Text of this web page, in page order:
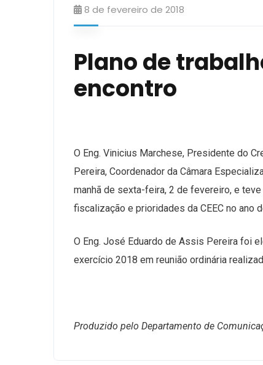
8 de fevereiro de 2018
Plano de
encontro
O Eng. Vinicius Marchese, Presidente do
Pereira, Coordenador da Câmara
manhã de sexta-feira, 2 de fevereiro, e
fiscalização e prioridades da CEEC no ano
O Eng. José Eduardo de Assis Pereira foi
exercício 2018 em reunião ordinária
Produzido pelo Departamento de